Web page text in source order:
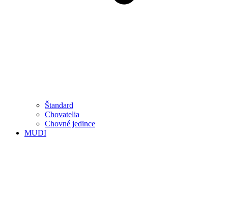
Štandard
Chovatelia
Chovné jedince
MUDI